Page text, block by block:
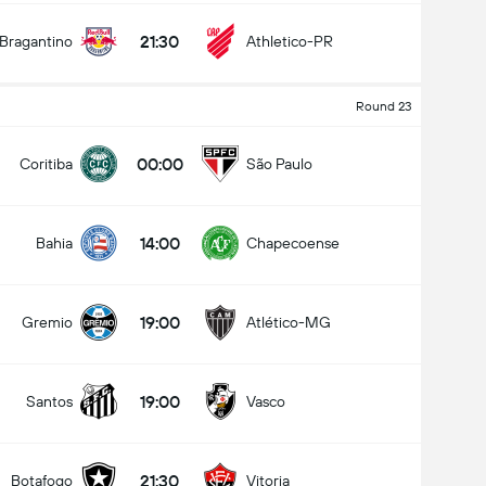
Athletico-PR
21:30
Bragantino
Round 23
São Paulo
00:00
Coritiba
Chapecoense
14:00
Bahia
Atlético-MG
19:00
Gremio
Vasco
19:00
Santos
Vitoria
21:30
Botafogo